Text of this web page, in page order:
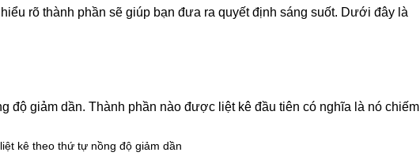
rõ thành phần sẽ giúp bạn đưa ra quyết định sáng suốt. Dưới đây là
độ giảm dần. Thành phần nào được liệt kê đầu tiên có nghĩa là nó chiếm